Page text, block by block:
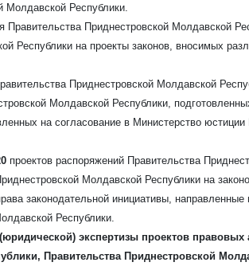
Молдавской Республики.
Правительства Приднестровской Молдавской
Республики на проекты законов, вносимых
Приднестровской Молдавской
Молдавской Республики,
на согласование в Министерство юстиции
проектов распоряжений Правительства
Молдавской Республики на
законодательной инициативы, направленные
Республики.
экспертизы проектов правовых
Правительства Приднестровской